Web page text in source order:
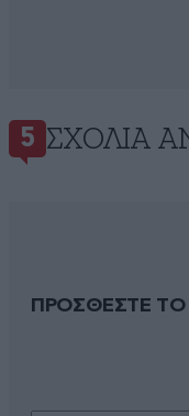
5 ΣΧΌΛΙΑ
ΠΡΟΣΘΕΣΤΕ